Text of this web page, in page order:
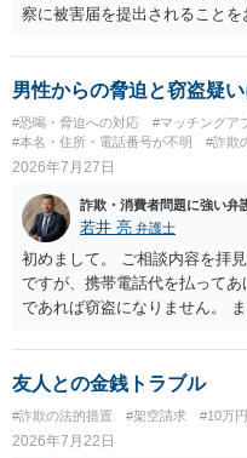
察に被害届を提出されることを
男性からの脅迫と窃盗疑
#恐喝・脅迫への対応 #マッチングア
#本名・住所・電話番号が不明
#詐欺
2026年7月27日
詐欺・消費者問題に強い弁
若井 亮 弁護士
初めまして。 ご相談内容を拝
ですが、携帯電話代を払って
であれば窃盗になりません。
ず、可能であればブロックを
ば、最寄りの警察署に相談を
友人との金銭トラブル
#詐欺の法的措置 #架空請求 #10万
2026年7月22日